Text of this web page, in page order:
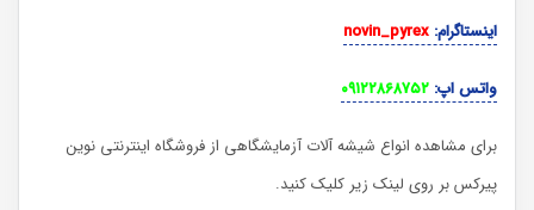
اینستاگرام:
novin_pyrex
واتس اپ: ۰۹۱۲۲۸۶۸۷۵۲
برای مشاهده انواع شیشه آلات آزمایشگاهی از فروشگاه اینترنتی نوین
پیرکس بر روی لینک زیر کلیک کنید.